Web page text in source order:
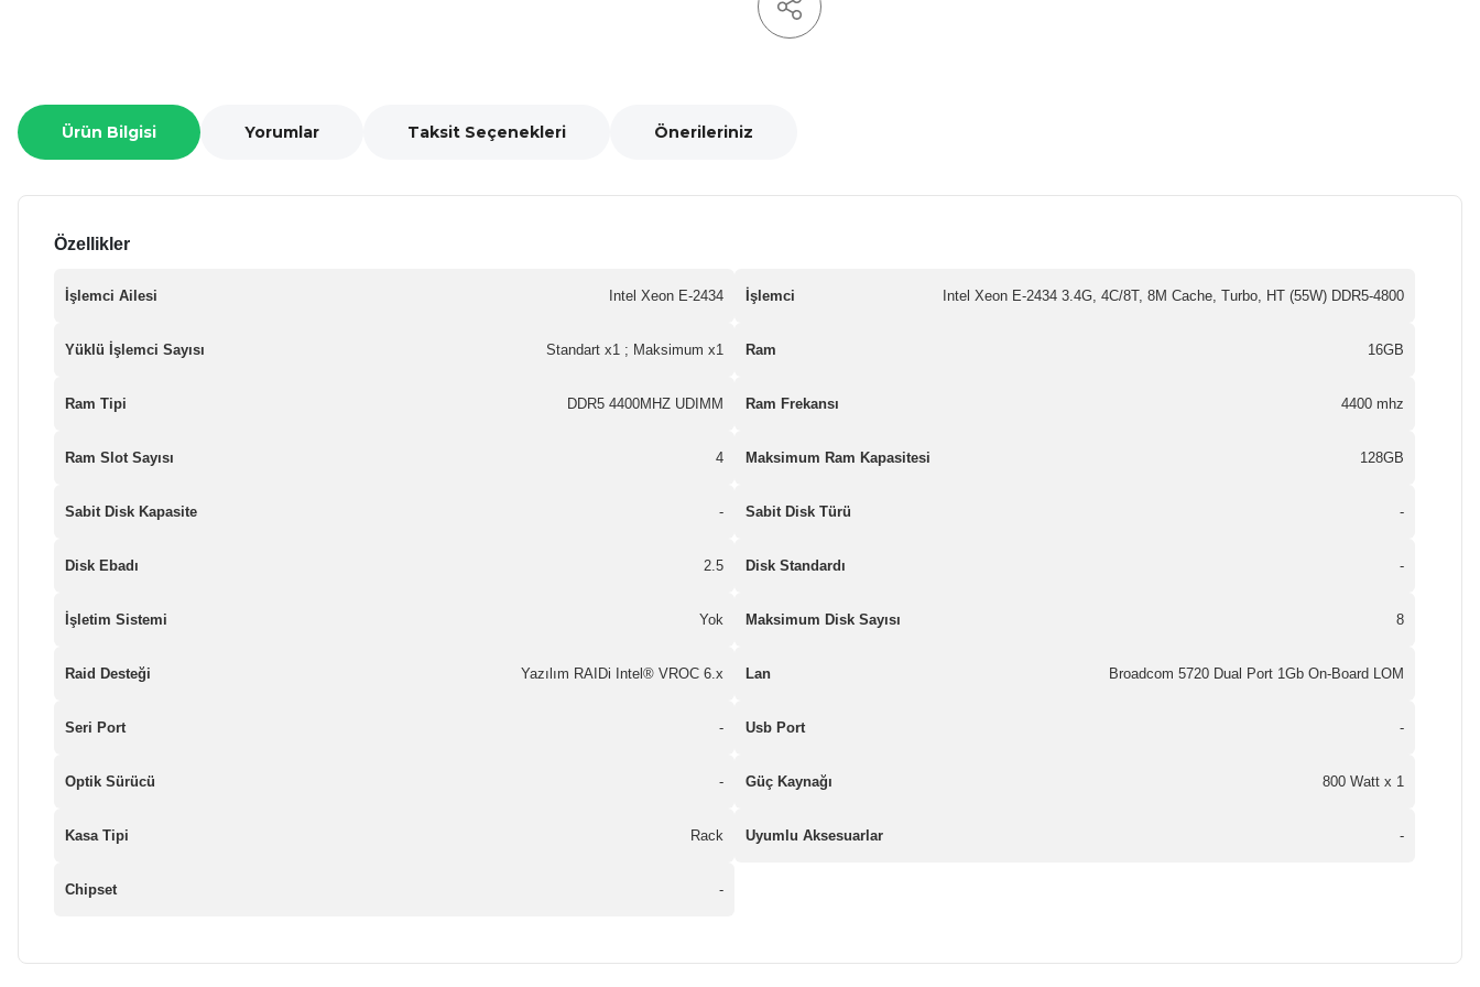
Ürün Bilgisi Yorumlar Taksit Seçenekleri Önerileriniz
Özellikler
İşlemci Ailesi Intel Xeon E-2434 İşlemci Intel Xeon E-2434 3.4G, 4C/8T, 8M Cache, Turbo, HT (55W) DDR5-4800
Yüklü İşlemci Sayısı Standart x1 ; Maksimum x1 Ram 16GB
Ram Tipi DDR5 4400MHZ UDIMM Ram Frekansı 4400 mhz
Ram Slot Sayısı 4 Maksimum Ram Kapasitesi 128GB
Sabit Disk Kapasite - Sabit Disk Türü -
Disk Ebadı 2.5 Disk Standardı -
İşletim Sistemi Yok Maksimum Disk Sayısı 8
Raid Desteği Yazılım RAIDi Intel® VROC 6.x Lan Broadcom 5720 Dual Port 1Gb On-Board LOM
Seri Port - Usb Port -
Optik Sürücü - Güç Kaynağı 800 Watt x 1
Kasa Tipi Rack Uyumlu Aksesuarlar -
Chipset -